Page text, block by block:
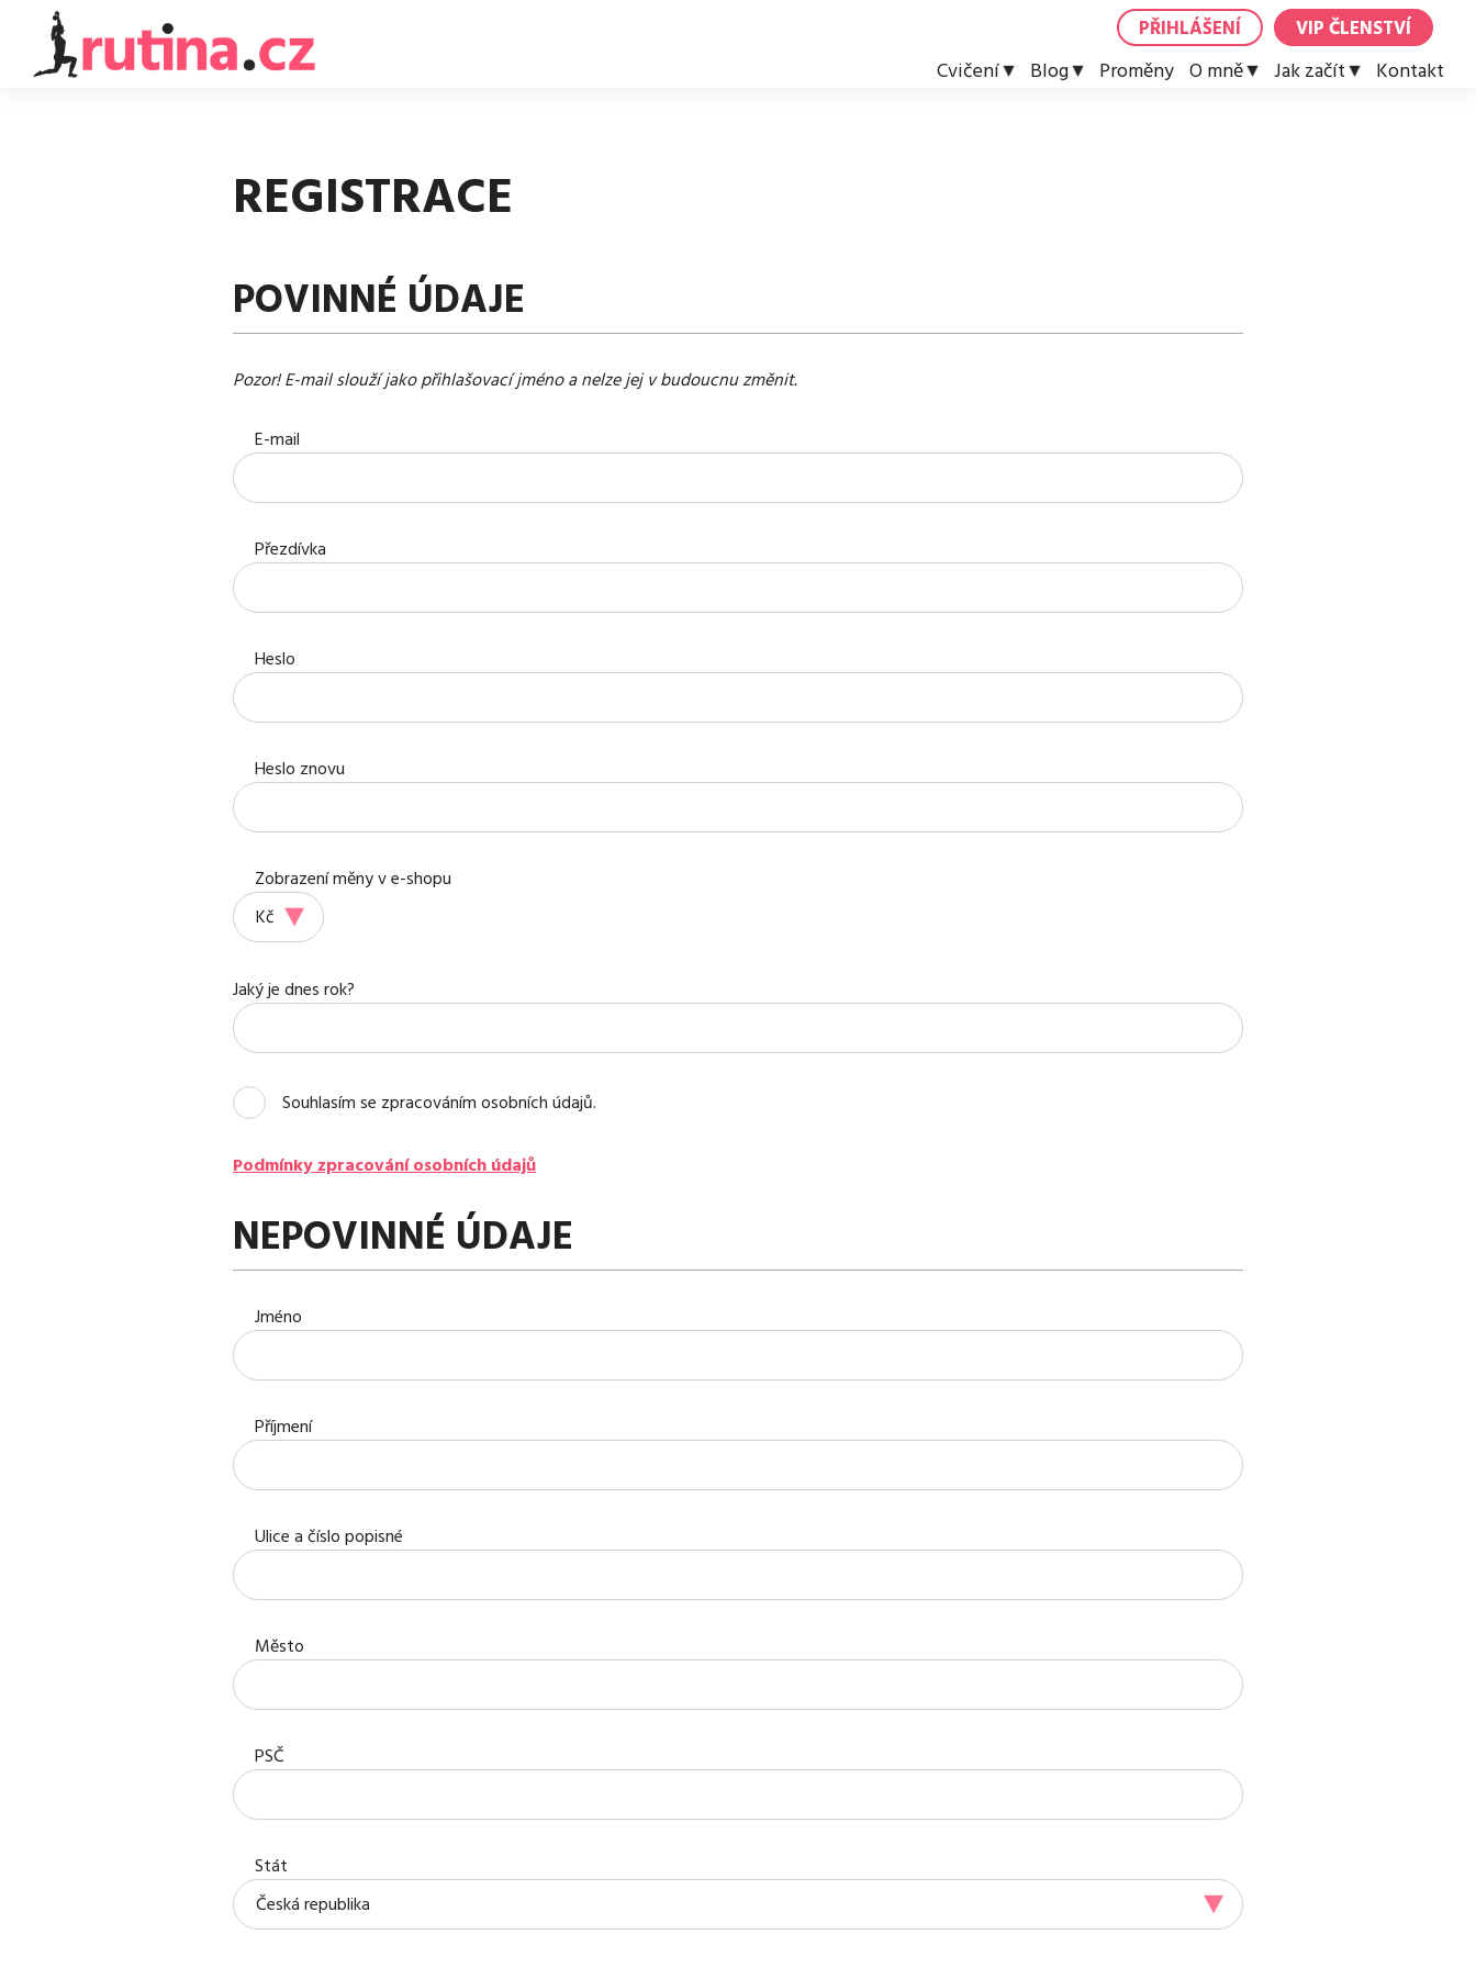
PŘIHLÁŠENÍ VIP ČLENSTVÍ
Cvičení Blog Proměny O mně Jak začít Kontakt
REGISTRACE
POVINNÉ ÚDAJE
Pozor! E-mail slouží jako přihlašovací jméno a nelze jej v budoucnu změnit.
E-mail
Přezdívka
Heslo
Heslo znovu
Zobrazení měny v e-shopu
Jaký je dnes rok?
Souhlasím se zpracováním osobních údajů.
Podmínky zpracování osobních údajů
NEPOVINNÉ ÚDAJE
Jméno
Příjmení
Ulice a číslo popisné
Město
PSČ
Stát